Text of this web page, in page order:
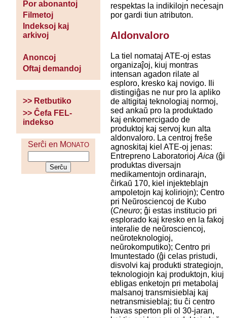
Por abonantoj
Filmetoj
Indeksoj kaj
arkivoj
Anoncoj
Oftaj demandoj
>> Retbutiko
>> Ĉefa FEL-
indekso
Serĉi en MONATO
respektas la indikilojn necesajn
por gardi tiun atributon.
Aldonvaloro
La tiel nomataj ATE-oj estas
organizaĵoj, kiuj montras
intensan agadon rilate al
esploro, kresko kaj novigo. Ili
distingiĝas ne nur pro la apliko
de altigitaj teknologiaj normoj,
sed ankaŭ pro la produktado
kaj enkomercigado de
produktoj kaj servoj kun alta
aldonvaloro. La centroj freŝe
agnoskitaj kiel ATE-oj jenas:
Entrepreno LaboratoriojAica (ĝi
produktas diversajn
medikamentojn ordinarajn,
ĉirkaŭ 170, kiel injekteblajn
ampoletojn kaj koliriojn); Centro
pri Neŭrosciencoj de Kubo
(Cneuro; ĝi estas institucio pri
esplorado kaj kresko en la fakoj
interalie de neŭrosciencoj,
neŭroteknologioj,
neŭrokomputiko); Centro pri
Imuntestado (ĝi celas pristudi,
disvolvi kaj produkti strategiojn,
teknologiojn kaj produktojn, kiuj
ebligas enketojn pri metabolaj
malsanoj transmisieblaj kaj
netransmisieblaj; tiu ĉi centro
havas sperton pli ol 30-jaran,